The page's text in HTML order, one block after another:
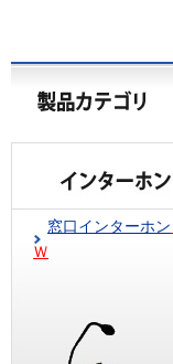
窓口インターホン
Ｗ